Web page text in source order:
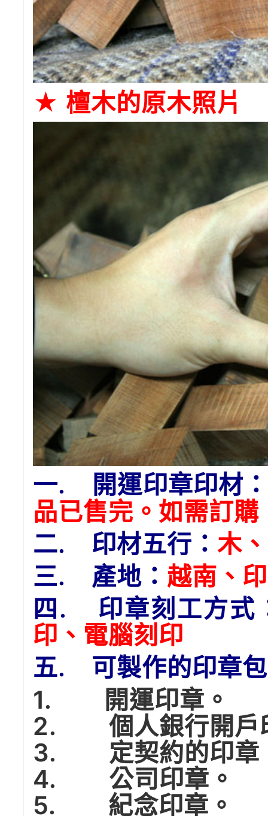
★ 檀木的原木照片
一. 開運印章印材
品已售完。如需訂
二. 印材五行： 木
三. 產地： 越南、
四. 印章刻工方式
印、電腦刻印
五. 可製作的印章
1. 開運印章。
2. 個人銀行開戶
3. 定契約的印章
4. 公司印章。
5. 紀念印章。